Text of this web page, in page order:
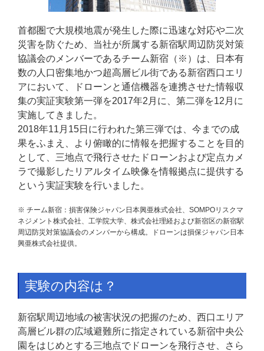
首都圏で大規模地震が発生した際に迅速な対応や二次
災害を防ぐため、当社が所属する新宿駅周辺防災対策
協議会のメンバーであるチーム新宿（※）は、日本有
数の人口密集地かつ超高層ビル街である新宿西口エリ
アにおいて、ドローンと通信機器を連携させた情報収
集の実証実験第一弾を2017年2月に、第二弾を12月に
実施してきました。
2018年11月15日に行われた第三弾では、今までの成
果をふまえ、より俯瞰的に情報を把握することを目的
として、三地点で飛行させたドローンおよび定点カメ
ラで撮影したリアルタイム映像を情報拠点に提供する
という実証実験を行いました。
※ チーム新宿：損害保険ジャパン日本興亜株式会社、SOMPOリスクマ
ネジメント株式会社、工学院大学、株式会社理経および新宿区の新宿駅
周辺防災対策協議会のメンバーから構成。ドローンは損保ジャパン日本
興亜株式会社提供。
実験の内容は？
新宿駅周辺地域の被害状況の把握のため、西口エリア
高層ビル群の広域避難所に指定されている新宿中央公
園をはじめとする三地点でドローンを飛行させ、さら